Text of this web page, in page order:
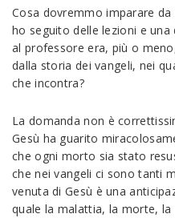
Cosa dovremmo imparare
ho seguito delle lezioni e
al professore era, più o
dalla storia dei vangeli, nei
che incontra?
La domanda non è
Gesù ha guarito
che ogni morto sia stato
che nei vangeli ci sono tanti
venuta di Gesù è una
quale la malattia, la morte, la